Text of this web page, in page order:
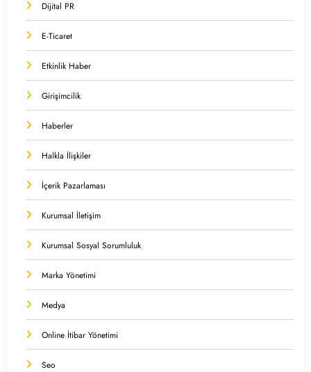
Dijital PR
E-Ticaret
Etkinlik Haber
Girişimcilik
Haberler
Halkla İlişkiler
İçerik Pazarlaması
Kurumsal İletişim
Kurumsal Sosyal Sorumluluk
Marka Yönetimi
Medya
Online İtibar Yönetimi
Seo